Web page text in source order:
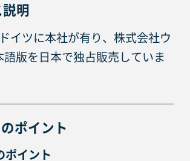
明
イツに本社が有り、株式会社ウ
語版を日本で独占販売していま
ポイント
ポイント